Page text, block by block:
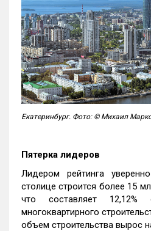
Екатеринбург. Фото: © Михаил
Пятерка лидеров
Лидером рейтинга
столице строится более 15
что составляет
многоквартирного
объем строительства вырос